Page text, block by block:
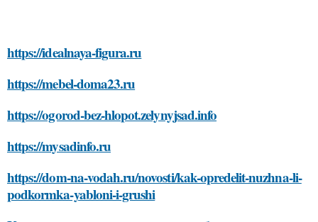
https://idealnaya-figura.ru
https://mebel-doma23.ru
https://ogorod-bez-hlopot.zelynyjsad.info
https://mysadinfo.ru
https://dom-na-vodah.ru/novosti/kak-opredelit-nuzhna-li-
podkormka-yabloni-i-grushi